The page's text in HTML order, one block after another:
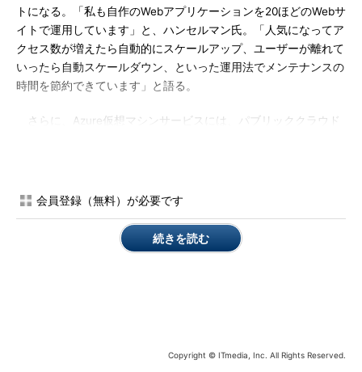
トになる。「私も自作のWebアプリケーションを20ほどのWebサ
イトで運用しています」と、ハンセルマン氏。「人気になってア
クセス数が増えたら自動的にスケールアップ、ユーザーが離れて
いったら自動スケールダウン、といった運用法でメンテナンスの
時間を節約できています」と語る。
さらに、Azure仮想マシンサービスには、パブリッククラウド
名“Godzilla”のGシリーズには、最適化されたデータワークロー
トレージ、最新のIntelプロセッサーなどが含まれている（関連記
Microsoft Azureで「パブリッククラウド最大」の仮想マシ
会員登録（無料）が必要です
続きを読む
Copyright © ITmedia, Inc. All Rights Reserved.